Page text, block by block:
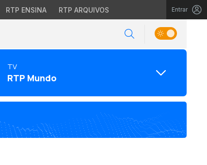
RTP ENSINA RTP ARQUIVOS Entrar
TV
RTP Mundo